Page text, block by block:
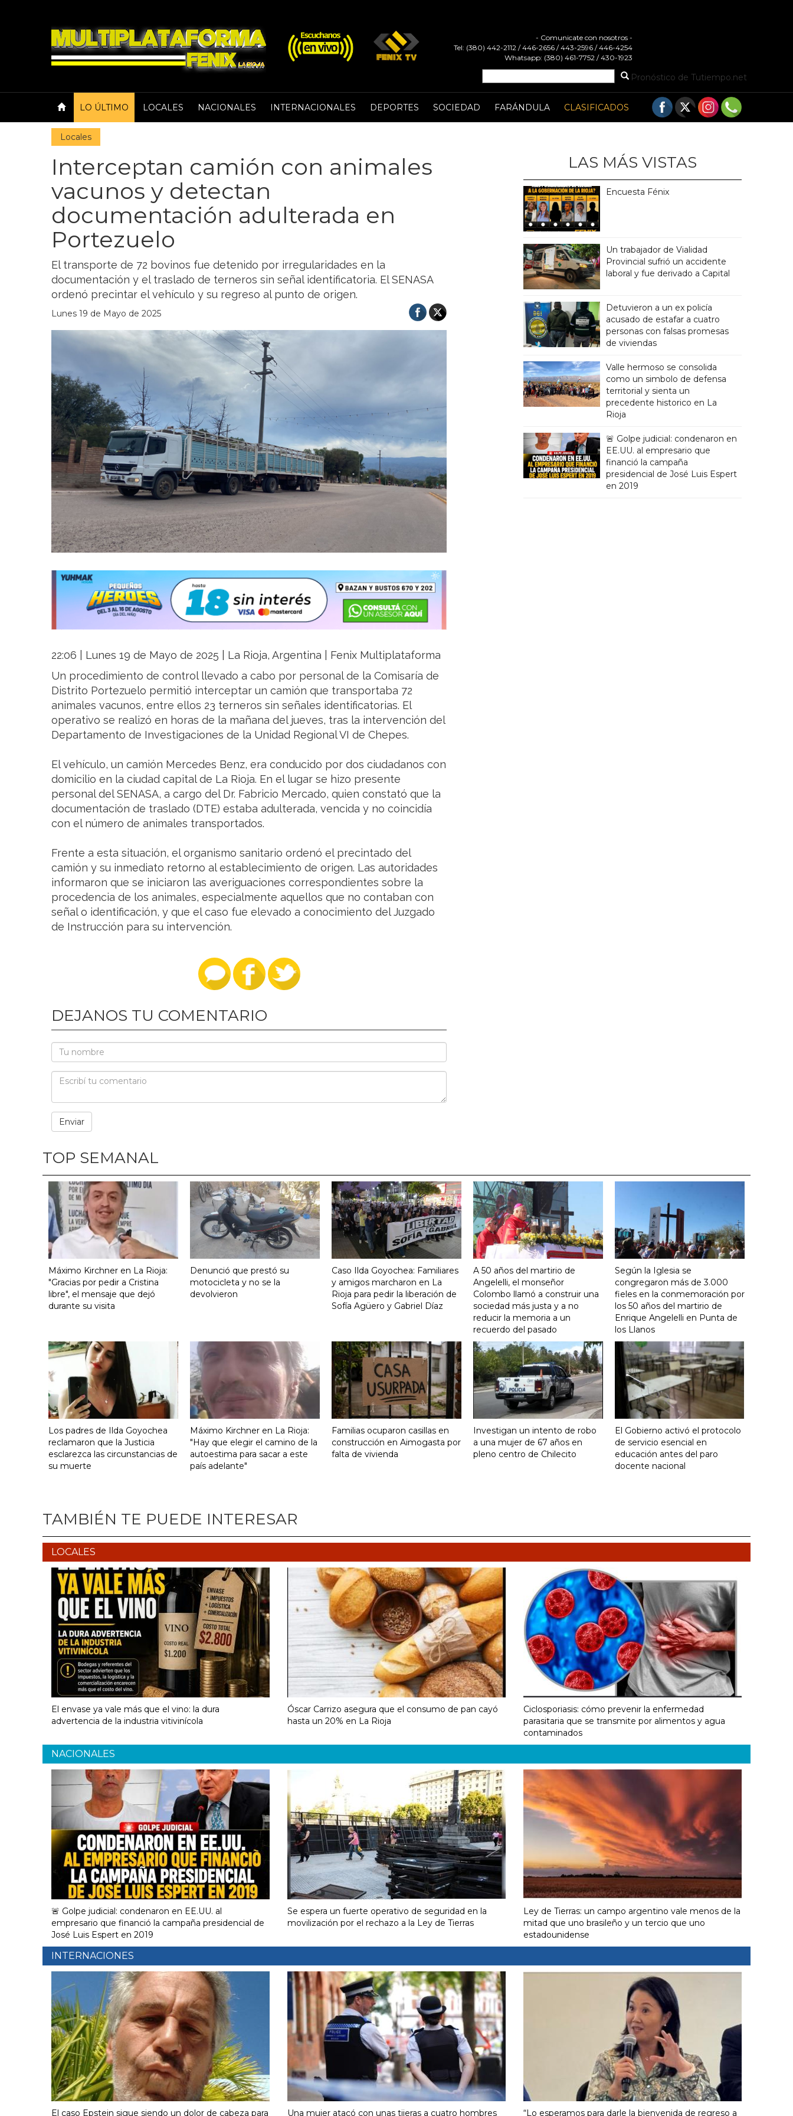
- Comunicate con nosotros -
Tel: (380) 442-2112 / 446-2656 / 443-2596 / 446-4254
Whatsapp: (380) 461-7752 / 430-1923
Pronóstico de Tutiempo.net
LO ÚLTIMO LOCALES NACIONALES INTERNACIONALES DEPORTES SOCIEDAD FARÁNDULA CLASIFICADOS
Locales
Interceptan camión con animales
vacunos y detectan
documentación adulterada en
Portezuelo
El transporte de 72 bovinos fue detenido por irregularidades en la
documentación y el traslado de terneros sin señal identificatoria. El SENASA
ordenó precintar el vehículo y su regreso al punto de origen.
Lunes 19 de Mayo de 2025
22:06 | Lunes 19 de Mayo de 2025 | La Rioja, Argentina | Fenix Multiplataforma
Un procedimiento de control llevado a cabo por personal de la Comisaría de
Distrito Portezuelo permitió interceptar un camión que transportaba 72
animales vacunos, entre ellos 23 terneros sin señales identificatorias. El
operativo se realizó en horas de la mañana del jueves, tras la intervención del
Departamento de Investigaciones de la Unidad Regional VI de Chepes.
El vehículo, un camión Mercedes Benz, era conducido por dos ciudadanos con
domicilio en la ciudad capital de La Rioja. En el lugar se hizo presente
personal del SENASA, a cargo del Dr. Fabricio Mercado, quien constató que la
documentación de traslado (DTE) estaba adulterada, vencida y no coincidía
con el número de animales transportados.
Frente a esta situación, el organismo sanitario ordenó el precintado del
camión y su inmediato retorno al establecimiento de origen. Las autoridades
informaron que se iniciaron las averiguaciones correspondientes sobre la
procedencia de los animales, especialmente aquellos que no contaban con
señal o identificación, y que el caso fue elevado a conocimiento del Juzgado
de Instrucción para su intervención.
DEJANOS TU COMENTARIO
LAS MÁS VISTAS
Encuesta Fénix
Un trabajador de Vialidad
Provincial sufrió un accidente
laboral y fue derivado a Capital
Detuvieron a un ex policía
acusado de estafar a cuatro
personas con falsas promesas
de viviendas
Valle hermoso se consolida
como un simbolo de defensa
territorial y sienta un
precedente historico en La
Rioja
🚨 Golpe judicial: condenaron en
EE.UU. al empresario que
financió la campaña
presidencial de José Luis Espert
en 2019
TOP SEMANAL
Máximo Kirchner en La Rioja:
"Gracias por pedir a Cristina
libre", el mensaje que dejó
durante su visita
Denunció que prestó su
motocicleta y no se la
devolvieron
Caso Ilda Goyochea: Familiares
y amigos marcharon en La
Rioja para pedir la liberación de
Sofía Agüero y Gabriel Díaz
A 50 años del martirio de
Angelelli, el monseñor
Colombo llamó a construir una
sociedad más justa y a no
reducir la memoria a un
recuerdo del pasado
Según la Iglesia se
congregaron más de 3.000
fieles en la conmemoración por
los 50 años del martirio de
Enrique Angelelli en Punta de
los Llanos
Los padres de Ilda Goyochea
reclamaron que la Justicia
esclarezca las circunstancias de
su muerte
Máximo Kirchner en La Rioja:
"Hay que elegir el camino de la
autoestima para sacar a este
país adelante"
Familias ocuparon casillas en
construcción en Aimogasta por
falta de vivienda
Investigan un intento de robo
a una mujer de 67 años en
pleno centro de Chilecito
El Gobierno activó el protocolo
de servicio esencial en
educación antes del paro
docente nacional
TAMBIÉN TE PUEDE INTERESAR
LOCALES
El envase ya vale más que el vino: la dura
advertencia de la industria vitivinícola
Óscar Carrizo asegura que el consumo de pan cayó
hasta un 20% en La Rioja
Ciclosporiasis: cómo prevenir la enfermedad
parasitaria que se transmite por alimentos y agua
contaminados
NACIONALES
🚨 Golpe judicial: condenaron en EE.UU. al
empresario que financió la campaña presidencial de
José Luis Espert en 2019
Se espera un fuerte operativo de seguridad en la
movilización por el rechazo a la Ley de Tierras
Ley de Tierras: un campo argentino vale menos de la
mitad que uno brasileño y un tercio que uno
estadounidense
INTERNACIONES
El caso Epstein sigue siendo un dolor de cabeza para Una mujer atacó con unas tijeras a cuatro hombres “Lo esperamos para darle la bienvenida de regreso a